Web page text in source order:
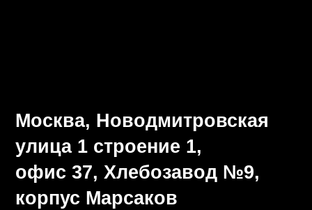
Москва, Новодмитровская
улица 1 строение 1,
офис 37, Хлебозавод №9,
корпус Марсаков